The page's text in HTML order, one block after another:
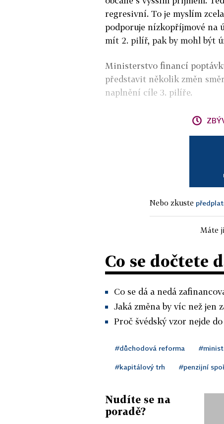
regresivní. To je myslím
podporuje nízkopříjmové na
mít 2. pilíř, pak by mohl být
Ministerstvo financí
představit několik změn
naplnění cíle 3. pilíře.
Nebo zkuste
Máte
Co se dočtete
Co se dá a nedá
Jaká změna by víc než jen
Proč švédský vzor nejde
#důchodová reforma
#kapitálový trh #penzijní
Nudíte se na
poradě?